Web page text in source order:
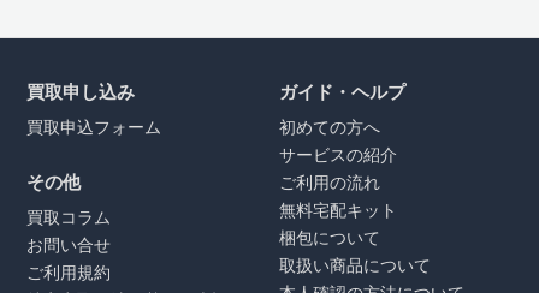
買取申し込み
買取申込フォーム
その他
買取コラム
お問い合せ
ご利用規約
ガイド・ヘルプ
初めての方へ
サービスの紹介
ご利用の流れ
無料宅配キット
梱包について
取扱い商品について